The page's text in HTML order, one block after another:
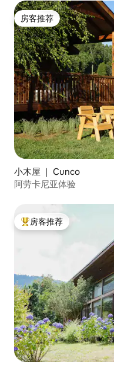
房客推荐
房客推荐
小木屋 ｜ Cunco
阿劳卡尼亚体验
热门「房客推荐」
房客推荐